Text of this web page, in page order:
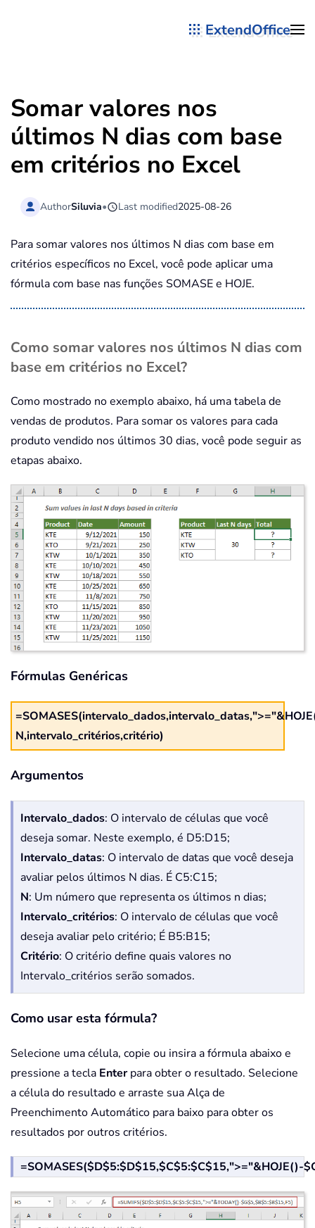
ExtendOffice
Somar valores nos
últimos N dias com base
em critérios no Excel
AuthorSiluvia• Last modified2025-08-26
Para somar valores nos últimos N dias com base em
critérios específicos no Excel, você pode aplicar uma
fórmula com base nas funções SOMASE e HOJE.
Como somar valores nos últimos N dias com
base em critérios no Excel?
Como mostrado no exemplo abaixo, há uma tabela de
vendas de produtos. Para somar os valores para cada
produto vendido nos últimos 30 dias, você pode seguir as
etapas abaixo.
Fórmulas Genéricas
N,intervalo_critérios,critério)
Argumentos
Intervalo_dados: O intervalo de células que você
deseja somar. Neste exemplo, é D5:D15;
Intervalo_datas: O intervalo de datas que você deseja
avaliar pelos últimos N dias. É C5:C15;
N: Um número que representa os últimos n dias;
Intervalo_critérios: O intervalo de células que você
deseja avaliar pelo critério; É B5:B15;
Critério: O critério define quais valores no
Intervalo_critérios serão somados.
Como usar esta fórmula?
Selecione uma célula, copie ou insira a fórmula abaixo e
pressione a tecla Enterpara obter o resultado. Selecione
a célula do resultado e arraste sua Alça de
Preenchimento Automático para baixo para obter os
resultados por outros critérios.
=SOMASES($D$5:$D$15,$C$5:$C$15,">="&HOJE()-